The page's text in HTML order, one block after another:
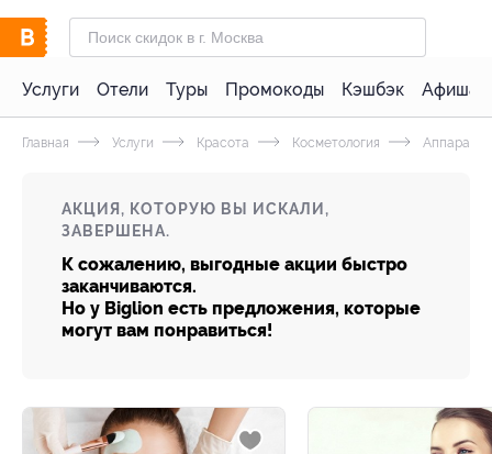
Услуги Отели Туры Промокоды Кэшбэк Афиша
Главная Услуги Красота Косметология
АКЦИЯ, КОТОРУЮ ВЫ ИСКАЛИ,
ЗАВЕРШЕНА.
К сожалению, выгодные акции быстро
заканчиваются.
Но у Biglion есть предложения, которые
могут вам понравиться!